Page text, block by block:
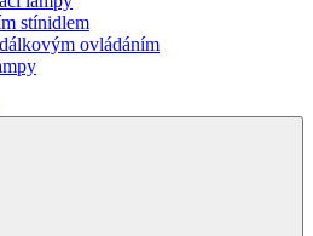
stínidlem
ovládáním